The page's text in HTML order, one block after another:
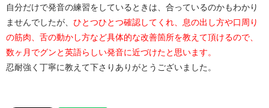
自分だけで発音の練習をしているときは、合っているのかもわかり
ませんでしたが、 ひとつひとつ確認してくれ、息の出し方や口周り
の筋肉、舌の動かし方など具体的な改善箇所を教えて頂けるので、
数ヶ月でグンと英語らしい発音に近づけたと思います。
忍耐強く丁寧に教えて下さりありがとうございました。